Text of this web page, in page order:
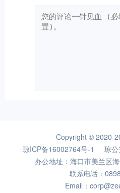
Copyright © 2020-
琼ICP备16002764号-1
琼
办公地址：海口市美兰区
联系电话：
Email：